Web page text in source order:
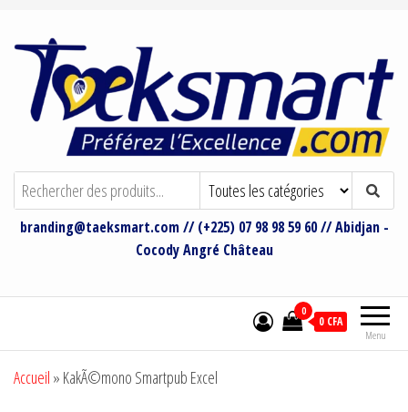
Taeksmart Group
Bienvenue sur le site de Taeksmart
Group
branding@taeksmart.com // (+225) 07 98 98 59 60 // Abidjan -
Cocody Angré Château
Menu
0
0 CFA
Accueil » KakÃ©mono Smartpub Excel